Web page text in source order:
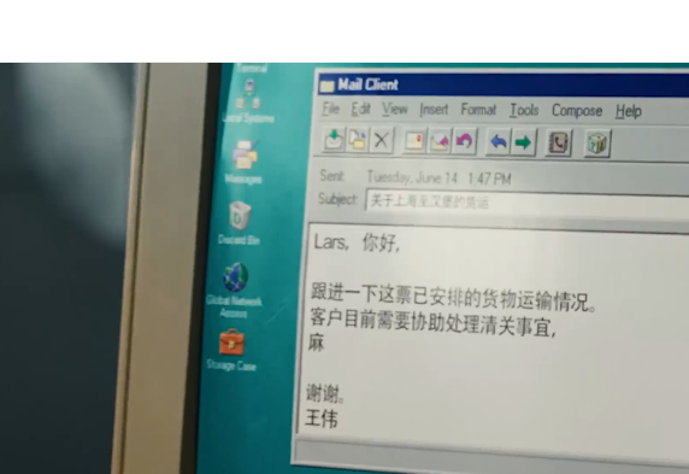
logistikalahenduste, projektitranspordi, kullerteenuste ja tollivormistuse alal.